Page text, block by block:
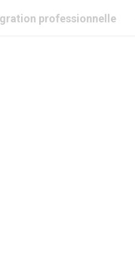
professionnelle